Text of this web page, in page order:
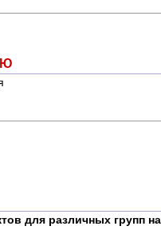
для различных групп